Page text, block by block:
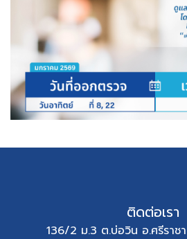
ติดต่อเรา
136/2 ม.3 ต.บ่อวิน อ.ศรีราช